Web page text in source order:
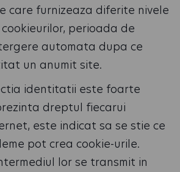
care furnizeaza diferite nivele
perioada de
automata dupa ce
un anumit site.
identitatii este foarte
dreptul fiecarui
este indicat sa se stie ce
pot crea cookie-urile.
lor se transmit in